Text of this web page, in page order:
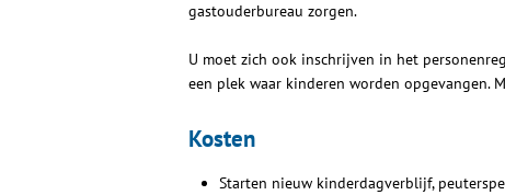
gastouderbureau zorgen.
U moet zich ook inschrijven in het
een plek waar kinderen worden opgevangen.
Kosten
Starten nieuw kinderdagverblijf,